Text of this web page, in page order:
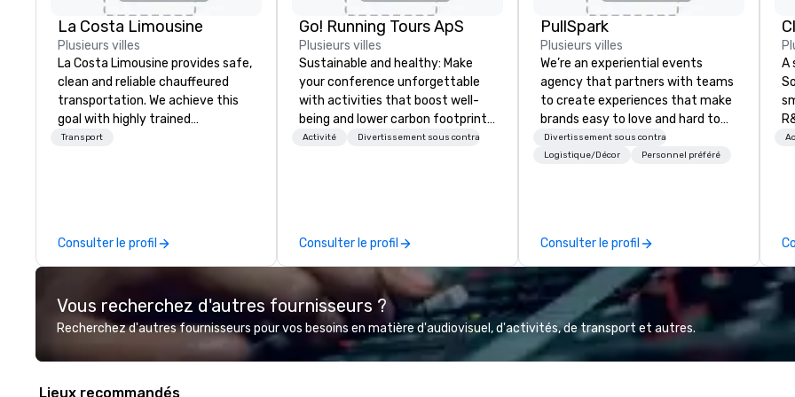
La Costa Limousine
Plusieurs villes
La Costa Limousine provides safe,
clean and reliable chauffeured
transportation. We achieve this
goal with highly trained
chauffeurs, the newest vehicles
perfectly maintained fleet of late
model luxury vehicles to the
professional team of chauffeurs
and support staff; you will know
Costa Limousine.
Transport
Consulter le profil
Go! Running Tours ApS
Plusieurs villes
Sustainable and healthy: Make
your conference unforgettable
with activities that boost well-
being and lower carbon footprints.
Explore the world on the run with
Activité Divertissement sous contrat
Consulter le profil
PullSpark
Plusieurs villes
We’re an experiential events
agency that partners with teams
to create experiences that make
brands easy to love and hard to
forget. Most companies already
know what makes them easy to
Divertissement sous contrat
Logistique/Décor
Personnel préféré
Consulter le profil
A
Vous recherchez d'autres fournisseurs ?
Recherchez d'autres fournisseurs pour vos besoins en matière d'audiovisuel, d'activités, de transport et autres.
Lieux recommandés